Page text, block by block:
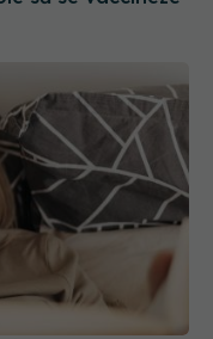
mult decât
la femeile